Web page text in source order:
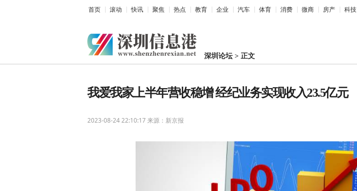
首页 滚动 快讯 聚焦 热点 教育 企业 汽车 体育 消费 微商 房产 科技
深圳论坛> 正文
我爱我家上半年营收稳增 经纪业务实现收入23.5亿元
2023-08-24 22:10:17来源：新京报